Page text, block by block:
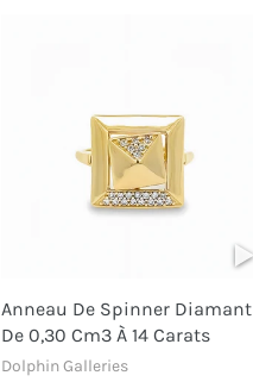
Anneau De Spinner Diamant
De 0,30 Cm3 À 14 Carats
Dolphin Galleries